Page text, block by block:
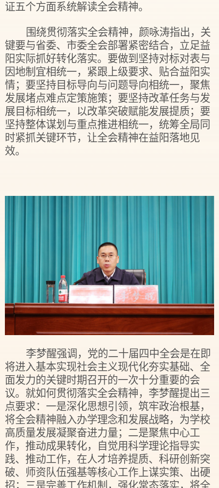
证五个方面系统解读全会精神。
围绕贯彻落实全会精神，颜咏涛指出，关
键要与省委、市委全会部署紧密结合，立足益
阳实际抓好转化落实。要做到坚持对标对表与
因地制宜相统一，紧跟上级要求、贴合益阳实
情；要坚持目标导向与问题导向相统一，聚焦
发展堵点难点定策施策；要坚持改革任务与发
展目标相统一，以改革突破赋能发展提质；要
坚持整体谋划与重点推进相统一，统筹全局同
时紧抓关键环节，让全会精神在益阳落地见
效。
李梦醒强调，党的二十届四中全会是在即
将进入基本实现社会主义现代化夯实基础、全
面发力的关键时期召开的一次十分重要的会
议。就如何贯彻落实全会精神，李梦醒提出三
点要求：一是深化思想引领，筑牢政治根基，
将全会精神融入办学理念和发展战略，为学校
高质量发展凝聚奋进力量；二是聚焦中心工
作，推动成果转化，自觉用科学理论指导实
践、推动工作，在人才培养提质、科研创新突
破、师资队伍强基等核心工作上谋实策、出硬
招；三是完善工作机制，强化常态落实，将全